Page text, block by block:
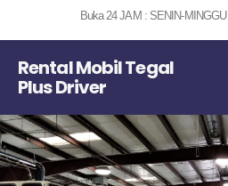
Buka 24 JAM : SENIN-MINGGU
Rental Mobil Tegal
Plus Driver